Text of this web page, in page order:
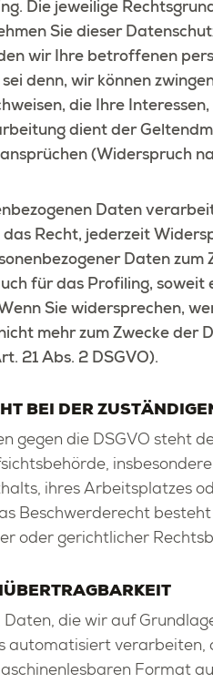
Die je­wei­li­ge
Sie die­ser
wir Ihre be­trof­fe­nen
denn, wir kön­nen
die Ihre
dient der
(Wi­der­spruch
Daten
das Recht, je­der­zeit
Daten zum
für das Pro­filing,
Sie wi­der­spre­chen,
mehr zum Zwe­cke der
21 Abs. 2 DSGVO).
BEI DER
gegen die DSGVO steht
ihres Ar­beits­plat­zes
Be­schwer­de­recht
oder ge­richt­li­cher
Daten, die wir auf
au­to­ma­ti­siert ver­ar­bei­ten,
For­mat